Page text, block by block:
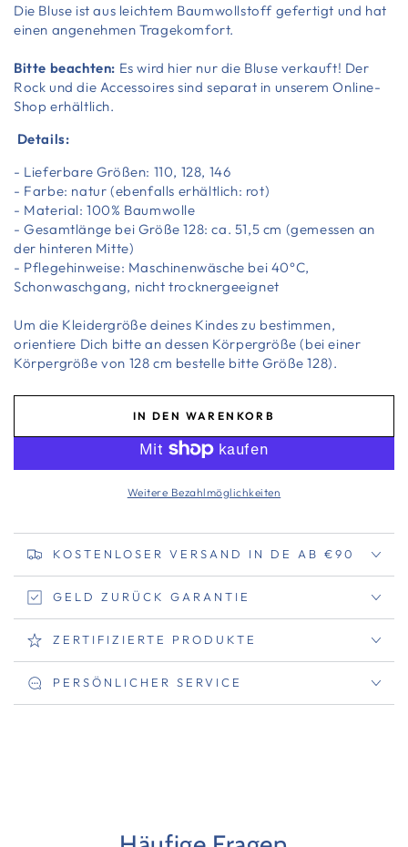
Die Bluse ist aus leichtem Baumwollstoff gefertigt und hat
einen angenehmen Tragekomfort.
Bitte beachten: Es wird hier nur die Bluse verkauft! Der
Rock und die Accessoires sind separat in unserem Online-
Shop erhältlich.
Details:
- Lieferbare Größen: 110, 128, 146
- Farbe: natur (ebenfalls erhältlich: rot)
- Material: 100% Baumwolle
- Gesamtlänge bei Größe 128: ca. 51,5 cm (gemessen an
der hinteren Mitte)
- Pflegehinweise: Maschinenwäsche bei 40°C,
Schonwaschgang, nicht trocknergeeignet
Um die Kleidergröße deines Kindes zu bestimmen,
orientiere Dich bitte an dessen Körpergröße (bei einer
Körpergröße von 128 cm bestelle bitte Größe 128).
IN DEN WARENKORB
Weitere Bezahlmöglichkeiten
KOSTENLOSER VERSAND IN DE AB €90
GELD ZURÜCK GARANTIE
ZERTIFIZIERTE PRODUKTE
PERSÖNLICHER SERVICE